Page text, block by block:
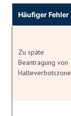
Häufiger Fehler
Zu späte
Beantragung von